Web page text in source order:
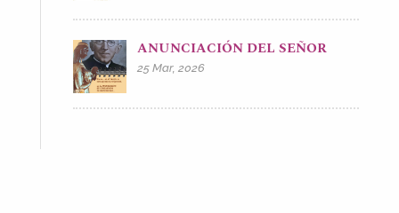
ANUNCIACIÓN DEL SEÑOR
25 Mar, 2026